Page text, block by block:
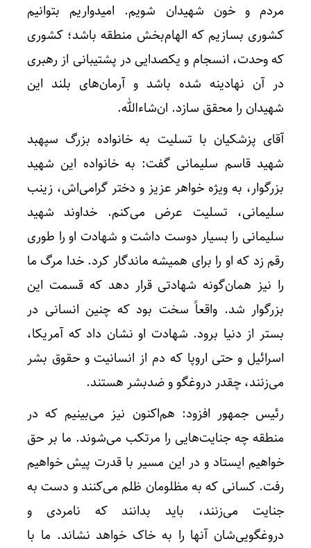
مردم و خون شهیدان شویم. امیدواریم بتوانیم
کشوری بسازیم که الهام‌بخش منطقه باشد؛ کشوری
که وحدت، انسجام و یکصدایی در پشتیبانی از رهبری
در آن نهادینه شده باشد و آرمان‌های بلند این
شهیدان را محقق سازد. ان‌شاءالله.
آقای پزشکیان با تسلیت به خانواده بزرگ سپهبد
شهید قاسم سلیمانی گفت: به خانواده این شهید
بزرگوار، به ویژه خواهر عزیز و دختر گرامی‌اش، زینب
سلیمانی، تسلیت عرض می‌کنم. خداوند شهید
سلیمانی را بسیار دوست داشت و شهادت او را طوری
رقم زد که او را برای همیشه ماندگار کرد. خدا مرگ ما
را نیز همان‌گونه شهادتی قرار دهد که قسمت این
بزرگوار شد. واقعاً سخت بود که چنین انسانی در
بستر از دنیا برود. شهادت او نشان داد که آمریکا،
اسرائیل و حتی اروپا که دم از انسانیت و حقوق بشر
می‌زنند، چقدر دروغگو و ضدبشر هستند.
رئیس جمهور افزود: هم‌اکنون نیز می‌بینیم که در
منطقه چه جنایت‌هایی را مرتکب می‌شوند. ما بر حق
خواهیم ایستاد و در این مسیر با قدرت پیش خواهیم
رفت. کسانی که به مظلومان ظلم می‌کنند و دست به
جنایت می‌زنند، باید بدانند که نامردی و
دروغگویی‌شان آنها را به خاک خواهد نشاند. ما با